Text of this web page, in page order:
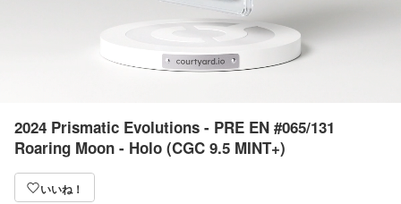
2024 Prismatic Evolutions - PRE EN #065/131
Roaring Moon - Holo (CGC 9.5 MINT+)
いいね！